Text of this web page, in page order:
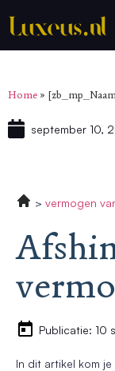
Home »
september 10,
vermogen
Publicatie: 10
In dit artikel kom